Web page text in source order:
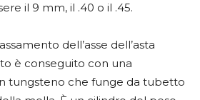
il 9 mm, il .40 o il .45.
dell’asse dell’asta
è conseguito con una
tungsteno che funge da tubetto